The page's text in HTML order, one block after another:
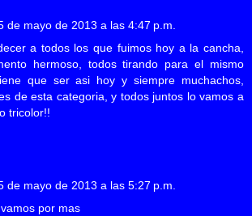
de mayo de 2013 a las 4:47 p.m.
a todos los que fuimos hoy a la cancha,
hermoso, todos tirando para el mismo
que ser asi hoy y siempre muchachos,
de esta categoria, y todos juntos lo vamos a
tricolor!!
de mayo de 2013 a las 5:27 p.m.
por mas